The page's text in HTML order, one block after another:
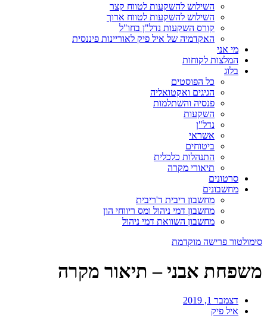
השילוש להשקעות לטווח קצר
השילוש להשקעות לטווח ארוך
קורס השקעות נדל"ן בחו"ל
האקדמיה של איל פיק לאוריינות פיננסית
מי אני
המלצות לקוחות
בלוג
כל הפוסטים
הגיגים ואקטואליה
פנסיה והשתלמות
השקעות
נדל"ן
אשראי
ביטוחים
התנהלות כלכלית
תיאורי מקרה
סרטונים
מחשבונים
מחשבון ריבית ד'ריבית
מחשבון דמי ניהול ומס ריווחי הון
מחשבון השוואת דמי ניהול
סימולטור פרישה מוקדמת
משפחת אבני – תיאור מקרה
דצמבר 1, 2019
איל פיק